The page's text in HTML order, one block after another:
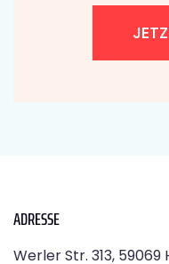
ADRESSE
Werler Str. 313, 59069